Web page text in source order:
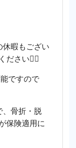
暇もござい
ださい🙇‍♂️
ですので
、骨折・脱
保険適用に